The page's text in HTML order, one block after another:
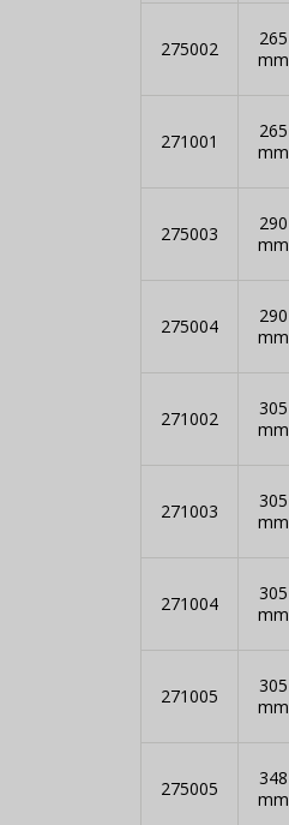
275002
265
mm
271001
265
mm
275003
290
mm
275004
290
mm
271002
305
mm
271003
305
mm
271004
305
mm
271005
305
mm
275005
348
mm